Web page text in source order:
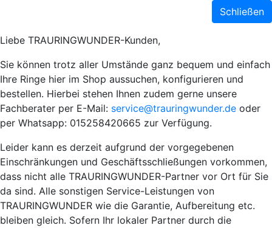
Schließen
Liebe TRAURINGWUNDER-Kunden,
Sie können trotz aller Umstände ganz bequem und einfach
Ihre Ringe hier im Shop aussuchen, konfigurieren und
bestellen. Hierbei stehen Ihnen zudem gerne unsere
Fachberater per E-Mail: service@trauringwunder.de oder
per Whatsapp: 015258420665 zur Verfügung.
Leider kann es derzeit aufgrund der vorgegebenen
Einschränkungen und Geschäftsschließungen vorkommen,
dass nicht alle TRAURINGWUNDER-Partner vor Ort für Sie
da sind. Alle sonstigen Service-Leistungen von
TRAURINGWUNDER wie die Garantie, Aufbereitung etc.
bleiben gleich. Sofern Ihr lokaler Partner durch die